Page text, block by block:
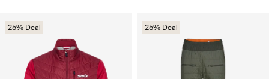
25% Deal 25% Deal